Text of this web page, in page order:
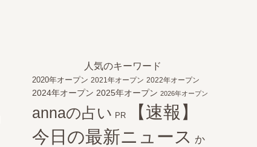
人気のキーワード
2020年オープン 2021年オープン 2022年オープン
2024年オープン 2025年オープン 2026年オープン
annaの占い PR
【速報】
今日の最新ニュース か